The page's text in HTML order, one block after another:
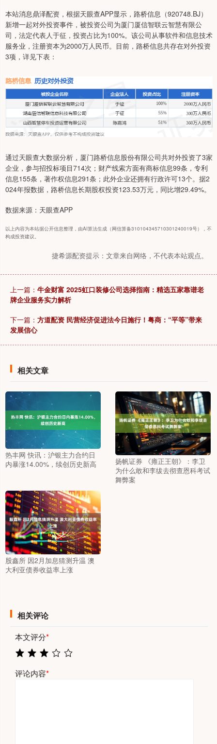
本站消息鼎泽配资，根据天眼查APP显示，路桥信息（920748.BJ）
新增一起对外投资事件，被投资公司为厦门厦信智联云智慧有限公
司，法定代表人于征，投资占比为100%。该公司从事软件和信息技术
服务业，注册资本为2000万人民币。目前，路桥信息共存在对外投资
3项，详见下表：
通过天眼查大数据分析，厦门路桥信息股份有限公司共对外投资了3家
企业，参与招投标项目714次；财产线索方面有商标信息99条，专利
信息155条，著作权信息291条；此外企业还拥有行政许可13个。据2
024年报数据，路桥信息长期股权投资123.53万元，同比增29.49%。
数据来源：天眼查APP
以上内容为本站据公开信息整理，由AI算法生成（网信算备310104345710301240019号），不
构成投资建议。
捷希源配资提示：文章来自网络，不代表本站观点。
上一篇： 牛金财富 2025虹口装修公司选择指南：精选五家靠谱老
牌企业服务实力解析
下一篇： 方道配资 民营经济促进法今日施行！粤商：“平等”带来
发展信心
相关文章
热丰网 快讯：沪银主力合约日
内暴涨14.00%，续创历史新高
扬帆证券 《雍正王朝》：李卫
为什么敢和李绂去彻查恩科考试
舞弊案
股鑫所 因2月加息猜测升温 澳
大利亚债券收益率上涨
相关评论
本文评分*
评论内容*